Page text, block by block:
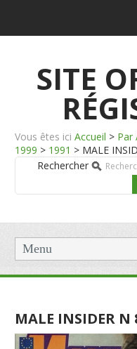
SITE
Vous êtes ici Accueil > Par
1999 > 1991 > MALE
Rechercher
Menu
MALE INSIDER N